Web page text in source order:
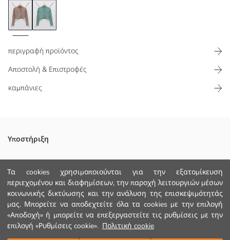
Τα cookies χρησιμοποιούνται για την εξατομίκευση
περιεχομένου και διαφημίσεων, την παροχή λειτουργιών μέσων
κοινωνικής δικτύωσης και την ανάλυση της επισκεψιμότητάς
μας. Μπορείτε να αποδεχτείτε όλα τα cookies με την επιλογή
«Αποδοχή» ή μπορείτε να επεξεργαστείτε τις ρυθμίσεις με την
επιλογή «Ρυθμίσεις cookie». Πολιτική cookie
περιγραφή προϊόντος
Αποστολή & Επιστροφές
καμπάνιες
Ύφασμα με μείγμα βισκόζης
Κυριο Υφασμα:
Χώρα προέλευσης:
Πωλητής:
Υπο-μάρκα:
Φύλο:
Υποστήριξη
Φόρμα Επικοινωνίας
+30 2102201080
ΒΟΗΘΕΙΑ